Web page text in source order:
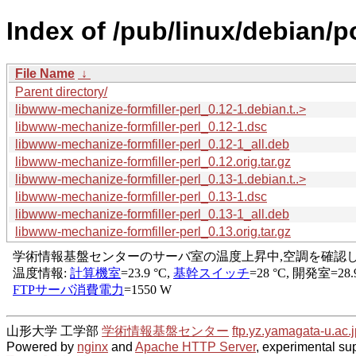
Index of /pub/linux/debian/
File Name ↓
Parent directory/
libwww-mechanize-formfiller-perl_0.12-1.debian.t..>
libwww-mechanize-formfiller-perl_0.12-1.dsc
libwww-mechanize-formfiller-perl_0.12-1_all.deb
libwww-mechanize-formfiller-perl_0.12.orig.tar.gz
libwww-mechanize-formfiller-perl_0.13-1.debian.t..>
libwww-mechanize-formfiller-perl_0.13-1.dsc
libwww-mechanize-formfiller-perl_0.13-1_all.deb
libwww-mechanize-formfiller-perl_0.13.orig.tar.gz
山形大学 工学部 学術情報基盤センター ftp.yz.yamagata-
Powered by nginx and Apache HTTP Server, experimental